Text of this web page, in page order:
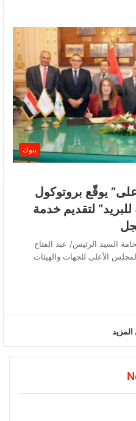
بنوك
يوقّع بروتوكول
للبريد” لتقديم خدمة
السيد الرئيس/ عبد الفتاح
الأعلى للجهات والهيئات